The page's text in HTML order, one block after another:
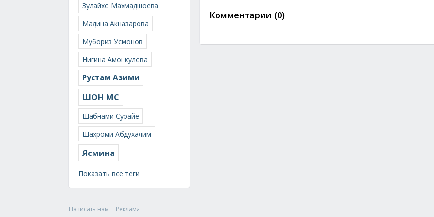
Зулайхо Махмадшоева
Мадина Акназарова
Мубориз Усмонов
Нигина Амонкулова
Рустам Азими
ШОН МС
Шабнами Сурайё
Шахроми Абдухалим
Ясмина
Показать все теги
Написать нам
Реклама
Комментарии (0)